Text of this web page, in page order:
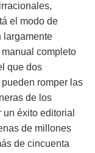
el modo de
largamente
completo
que dos
romper las
de los
éxito editorial
de millones
de cincuenta